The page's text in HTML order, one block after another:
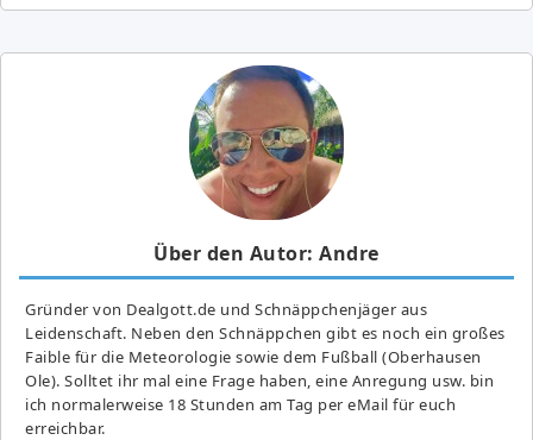
Über den Autor: Andre
Gründer von Dealgott.de und Schnäppchenjäger aus
Leidenschaft. Neben den Schnäppchen gibt es noch ein großes
Fai­ble für die Meteorologie sowie dem Fußball (Oberhausen
Ole). Solltet ihr mal eine Frage haben, eine Anregung usw. bin
ich normalerweise 18 Stunden am Tag per eMail für euch
erreichbar.